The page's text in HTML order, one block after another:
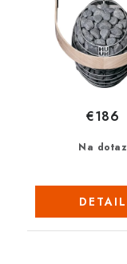
Na dotaz
€186
DETAIL